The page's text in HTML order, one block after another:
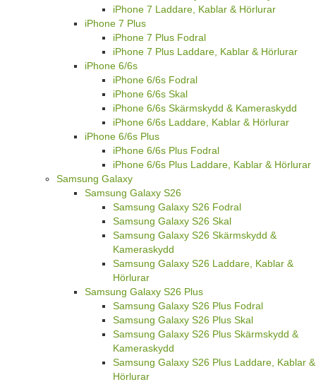
iPhone 7 Laddare, Kablar & Hörlurar
iPhone 7 Plus
iPhone 7 Plus Fodral
iPhone 7 Plus Laddare, Kablar & Hörlurar
iPhone 6/6s
iPhone 6/6s Fodral
iPhone 6/6s Skal
iPhone 6/6s Skärmskydd & Kameraskydd
iPhone 6/6s Laddare, Kablar & Hörlurar
iPhone 6/6s Plus
iPhone 6/6s Plus Fodral
iPhone 6/6s Plus Laddare, Kablar & Hörlurar
Samsung Galaxy
Samsung Galaxy S26
Samsung Galaxy S26 Fodral
Samsung Galaxy S26 Skal
Samsung Galaxy S26 Skärmskydd &
Kameraskydd
Samsung Galaxy S26 Laddare, Kablar &
Hörlurar
Samsung Galaxy S26 Plus
Samsung Galaxy S26 Plus Fodral
Samsung Galaxy S26 Plus Skal
Samsung Galaxy S26 Plus Skärmskydd &
Kameraskydd
Samsung Galaxy S26 Plus Laddare, Kablar &
Hörlurar